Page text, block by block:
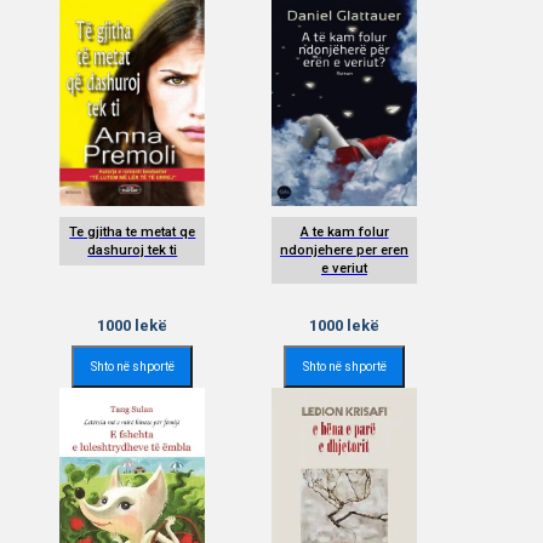
Te gjitha te metat qe
dashuroj tek ti
1000 lekë
Shto në shportë
A te kam folur
ndonjehere per eren
e veriut
1000 lekë
Shto në shportë